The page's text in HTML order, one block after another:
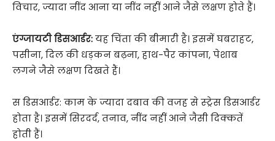
विचार, ज्यादा नींद आना या नींद नहीं आने जैसे लक्षण होते हैं।
एंग्जायटी डिसआर्डर:यह चिंता की बीमारी है। इसमें घबराहट,
पसीना, दिल की धड़कन बढ़ना, हाथ-पैर कांपना, पेशाब
लगने जैसे लक्षण दिखते हैं।
स डिसआर्डर: काम के ज्यादा दबाव की वजह से स्ट्रेस डिसआर्डर
होता है। इसमें सिरदर्द, तनाव, नींद नहीं आने जैसी दिक्कतें
होती हैं।